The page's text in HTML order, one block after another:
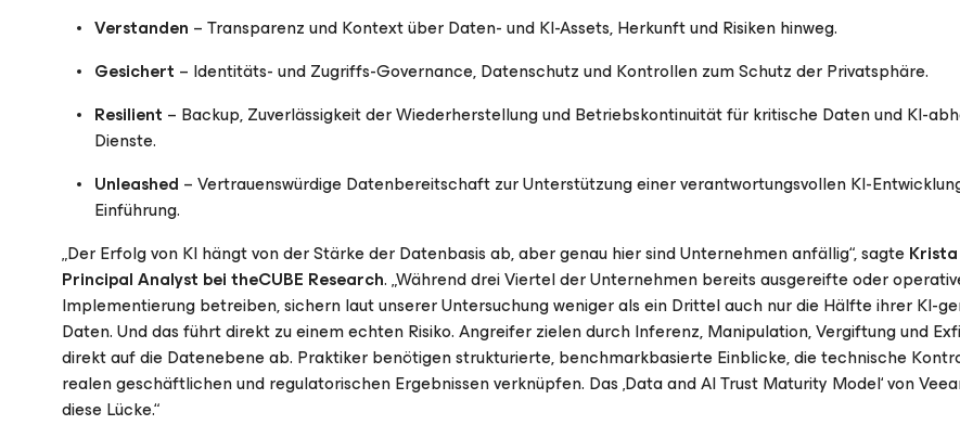
Verstanden – Transparenz und Kontext über Daten- und KI-Assets, Herkunft und Risiken hinweg.
Gesichert – Identitäts- und Zugriffs-Governance, Datenschutz und Kontrollen zum Schutz der Privatsphäre.
Resilient – Backup, Zuverlässigkeit der Wiederherstellung und Betriebskontinuität für kritische Daten und KI-
Dienste.
Unleashed – Vertrauenswürdige Datenbereitschaft zur Unterstützung einer verantwortungsvollen KI-
Einführung.
„Der Erfolg von KI hängt von der Stärke der Datenbasis ab, aber genau hier sind Unternehmen anfällig“, sagte
Principal Analyst bei theCUBE Research. „Während drei Viertel der Unternehmen bereits ausgereifte oder
Implementierung betreiben, sichern laut unserer Untersuchung weniger als ein Drittel auch nur die Hälfte ihrer KI-
Daten. Und das führt direkt zu einem echten Risiko. Angreifer zielen durch Inferenz, Manipulation, Vergiftung und
direkt auf die Datenebene ab. Praktiker benötigen strukturierte, benchmarkbasierte Einblicke, die technische
realen geschäftlichen und regulatorischen Ergebnissen verknüpfen. Das ‚Data and AI Trust Maturity Model‘ von
diese Lücke.“